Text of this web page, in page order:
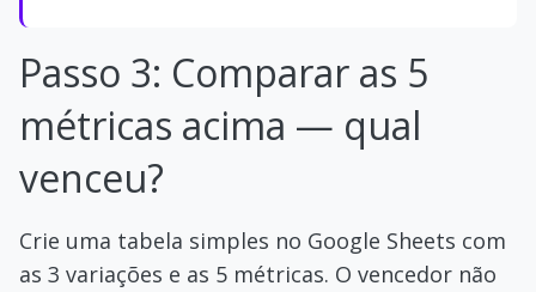
Passo 3: Comparar as 5
métricas acima — qual
venceu?
Crie uma tabela simples no Google Sheets com
as 3 variações e as 5 métricas. O vencedor não